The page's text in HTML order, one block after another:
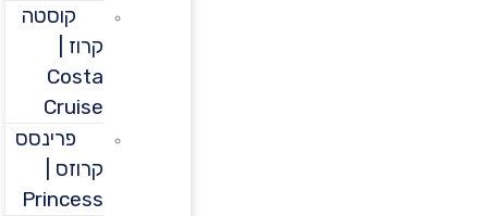
קוסטה
Costa
Cruise
פרינסס
קרוזס |
Princess